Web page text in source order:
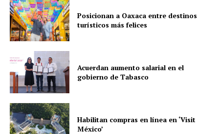
Posicionan a Oaxaca entre destinos
turísticos más felices
Acuerdan aumento salarial en el
gobierno de Tabasco
Habilitan compras en línea en ‘Visit
México’